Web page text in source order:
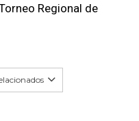
Regional de